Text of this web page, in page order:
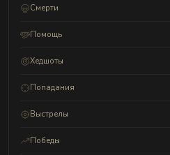
Смерти
Помощь
Хедшоты
Попадания
Выстрелы
Победы